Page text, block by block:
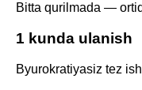
Bitta qurilmada —
1 kunda ulanish
Byurokratiyasiz tez